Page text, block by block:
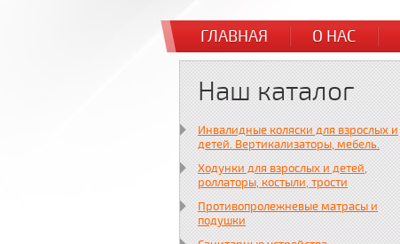
ГЛАВНАЯ О НАС
Наш каталог
Инвалидные коляски для взрослых и
детей. Вертикализаторы, мебель.
Ходунки для взрослых и детей,
роллаторы, костыли, трости
Противопролежневые матрасы и
подушки